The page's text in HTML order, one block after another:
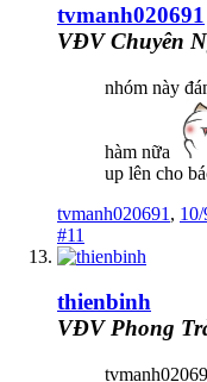
tvmanh020691
VĐV Chuyên
nhóm này
hàm nữa
up lên cho
tvmanh020691 ,
#11
thienbinh
VĐV Phong